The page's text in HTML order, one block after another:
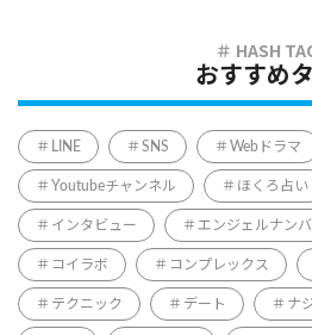
おすすめ
LINE SNS Webドラマ
Youtubeチャンネル ほくろ占い
インタビュー エンジェルナン
コイラボ コンプレックス
テクニック デート ナ